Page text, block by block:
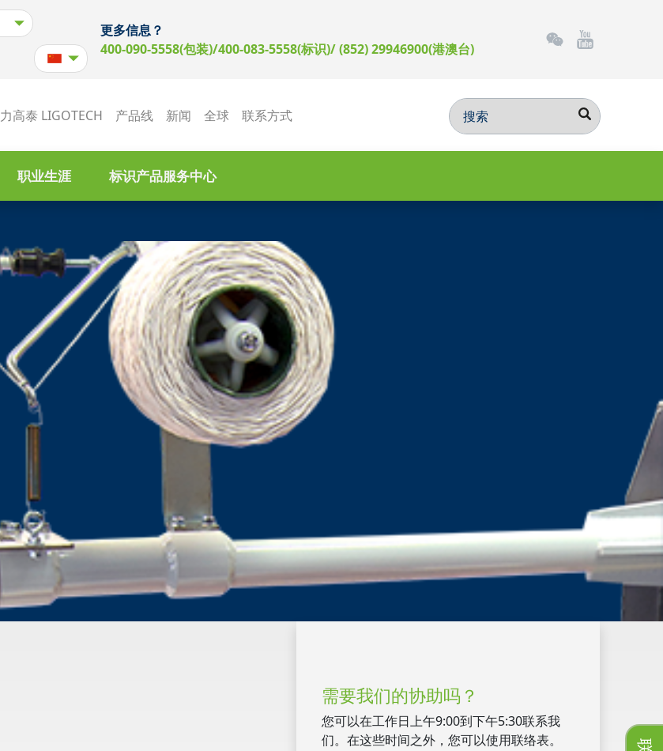
力高泰 LIGOTECH 产品线 新闻 全球 联系方式
更多信息？
400-090-5558(包装)/400-083-5558(标识)/ (852) 29946900(港澳台)
职业生涯 标识产品服务中心
需要我们的协助吗？
您可以在工作日上午9:00到下午5:30联系我
们。在这些时间之外，您可以使用联络表。